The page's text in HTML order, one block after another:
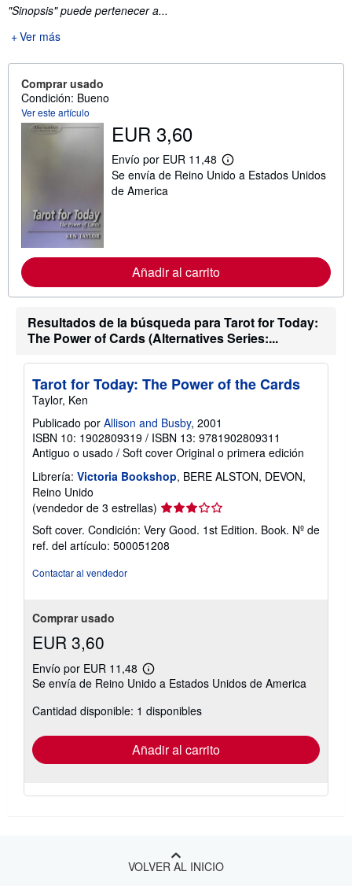
"Sinopsis" puede pertenecer a...
Ver más
Comprar usado
Condición: Bueno
Ver este artículo
EUR 3,60
Envío por EUR 11,48
M
á
m
i
n
s
o
r
e
l
a
i
f
a
e
Se envía de Reino Unido a Estados Unidos
de America
Añadir al carrito
Resultados de la búsqueda para Tarot for Today:
The Power of Cards (Alternatives Series:...
Tarot for Today: The Power of the Cards
Taylor, Ken
Publicado por Allison and Busby, 2001
ISBN 10: 1902809319 / ISBN 13: 9781902809311
Antiguo o usado / Soft cover Original o primera edición
Librería: Victoria Bookshop, BERE ALSTON, DEVON,
Reino Unido
(vendedor de 3 estrellas) Calificación
del
vendedor:
3
Soft cover. Condición: Very Good. 1st Edition. Book. Nº de
ref. del artículo: 500051208
Contactar al vendedor
Comprar usado
EUR 3,60
Envío por EUR 11,48
Más
información
las
tarifas
envío
Se envía de Reino Unido a Estados Unidos de America
Cantidad disponible: 1 disponibles
Añadir al carrito
VOLVER AL INICIO